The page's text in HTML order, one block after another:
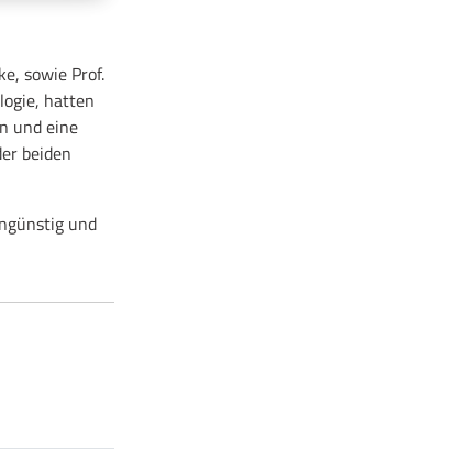
sowie Prof.
hatten
und eine
beiden
und